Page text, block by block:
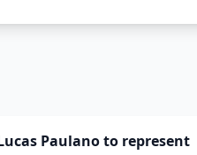
Paulano to represent